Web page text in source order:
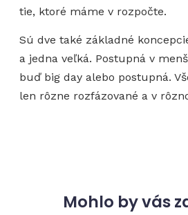
tie, ktoré máme v rozpočte.
Sú dve také základné
a jedna veľká. Postupná v
buď big day alebo postupná.
len rôzne rozfázované a v
Mohlo by vás